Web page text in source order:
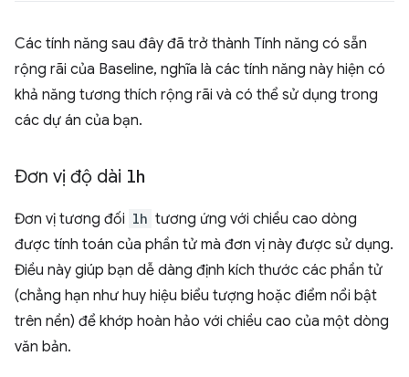
Các tính năng sau đây đã trở thành Tính năng có sẵn
rộng rãi của Baseline, nghĩa là các tính năng này hiện có
khả năng tương thích rộng rãi và có thể sử dụng trong
các dự án của bạn.
Đơn vị độ dài lh
Đơn vị tương đối lh tương ứng với chiều cao dòng
được tính toán của phần tử mà đơn vị này được sử dụng.
Điều này giúp bạn dễ dàng định kích thước các phần tử
(chẳng hạn như huy hiệu biểu tượng hoặc điểm nổi bật
trên nền) để khớp hoàn hảo với chiều cao của một dòng
văn bản.